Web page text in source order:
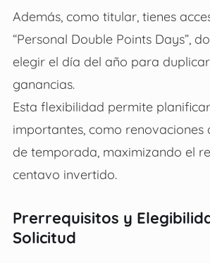
Además, como titular, tienes
“Personal Double Points Days”,
elegir el día del año para
ganancias.
Esta flexibilidad permite
importantes, como
de temporada, maximizando el
centavo invertido.
Prerrequisitos y
Solicitud